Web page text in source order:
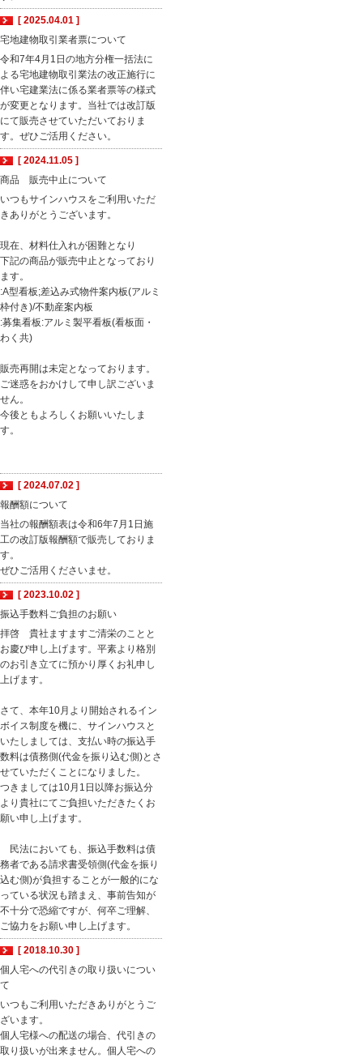
[ 2025.04.01 ]
宅地建物取引業者票について
令和7年4月1日の地方分権一括法に
よる宅地建物取引業法の改正施行に
伴い宅建業法に係る業者票等の様式
が変更となります。当社では改訂版
にて販売させていただいておりま
す。ぜひご活用ください。
[ 2024.11.05 ]
商品 販売中止について
いつもサインハウスをご利用いただ
きありがとうございます。
現在、材料仕入れが困難となり
下記の商品が販売中止となっており
ます。
:A型看板;差込み式物件案内板(アルミ
枠付き)/不動産案内板
:募集看板:アルミ製平看板(看板面・
わく共)
販売再開は未定となっております。
ご迷惑をおかけして申し訳ございま
せん。
今後ともよろしくお願いいたしま
す。
[ 2024.07.02 ]
報酬額について
当社の報酬額表は令和6年7月1日施
工の改訂版報酬額で販売しておりま
す。
ぜひご活用くださいませ。
[ 2023.10.02 ]
振込手数料ご負担のお願い
拝啓 貴社ますますご清栄のことと
お慶び申し上げます。平素より格別
のお引き立てに預かり厚くお礼申し
上げます。
さて、本年10月より開始されるイン
ボイス制度を機に、サインハウスと
いたしましては、支払い時の振込手
数料は債務側(代金を振り込む側)とさ
せていただくことになりました。
つきましては10月1日以降お振込分
より貴社にてご負担いただきたくお
願い申し上げます。
民法においても、振込手数料は債
務者である請求書受領側(代金を振り
込む側)が負担することが一般的にな
っている状況も踏まえ、事前告知が
不十分で恐縮ですが、何卒ご理解、
ご協力をお願い申し上げます。
[ 2018.10.30 ]
個人宅への代引きの取り扱いについ
て
いつもご利用いただきありがとうご
ざいます。
個人宅様への配送の場合、代引きの
取り扱いが出来ません。個人宅への